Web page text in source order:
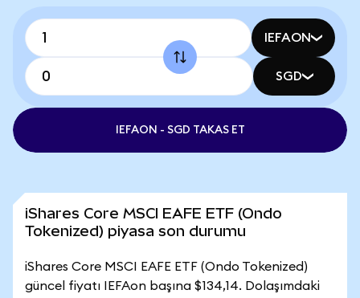
IEFAON
SGD
IEFAON - SGD TAKAS ET
iShares Core MSCI EAFE ETF (Ondo
Tokenized) piyasa son durumu
iShares Core MSCI EAFE ETF (Ondo Tokenized)
güncel fiyatı IEFAon başına $134,14. Dolaşımdaki